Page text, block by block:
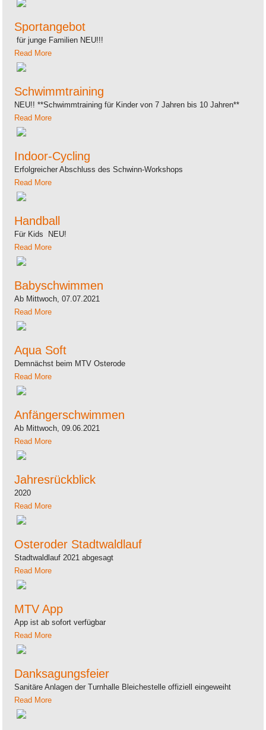
Sportangebot
für junge Familien NEU!!!
Read More
Schwimmtraining
NEU!! **Schwimmtraining für Kinder von 7 Jahren bis 10 Jahren**
Read More
Indoor-Cycling
Erfolgreicher Abschluss des Schwinn-Workshops
Read More
Handball
Für Kids NEU!
Read More
Babyschwimmen
Ab Mittwoch, 07.07.2021
Read More
Aqua Soft
Demnächst beim MTV Osterode
Read More
Anfängerschwimmen
Ab Mittwoch, 09.06.2021
Read More
Jahresrückblick
2020
Read More
Osteroder Stadtwaldlauf
Stadtwaldlauf 2021 abgesagt
Read More
MTV App
App ist ab sofort verfügbar
Read More
Danksagungsfeier
Sanitäre Anlagen der Turnhalle Bleichestelle offiziell eingeweiht
Read More